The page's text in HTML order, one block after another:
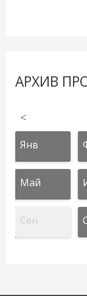
АРХИВ
<
Янв
Май
Сен